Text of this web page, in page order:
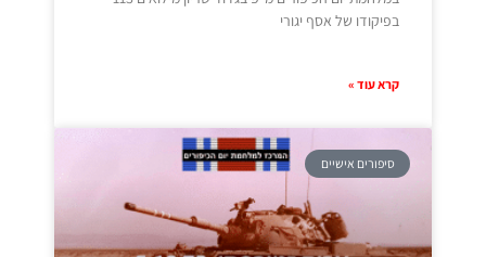
בפיקודו של אסף יגורי
קרא עוד »
סיפורים אישיים